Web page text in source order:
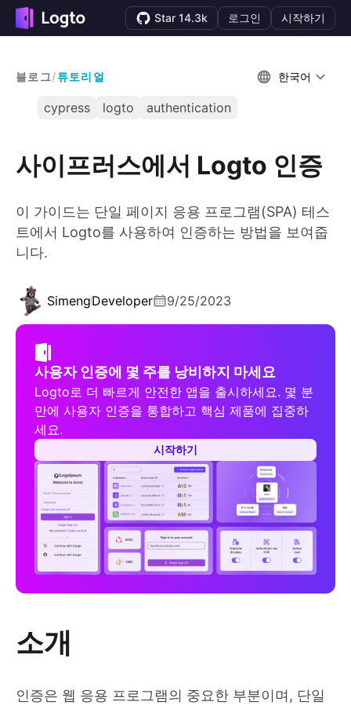
Star 14.3k 로그인 시작하기
블로그/튜토리얼 한국어
cypress logto authentication
사이프러스에서 Logto 인증
이 가이드는 단일 페이지 응용 프로그램(SPA) 테스
트에서 Logto를 사용하여 인증하는 방법을 보여줍
니다.
SimengDeveloper 9/25/2023
사용자 인증에 몇 주를 낭비하지 마세요
Logto로 더 빠르게 안전한 앱을 출시하세요. 몇 분
만에 사용자 인증을 통합하고 핵심 제품에 집중하
세요.
시작하기
소개
인증은 웹 응용 프로그램의 중요한 부분이며, 단일